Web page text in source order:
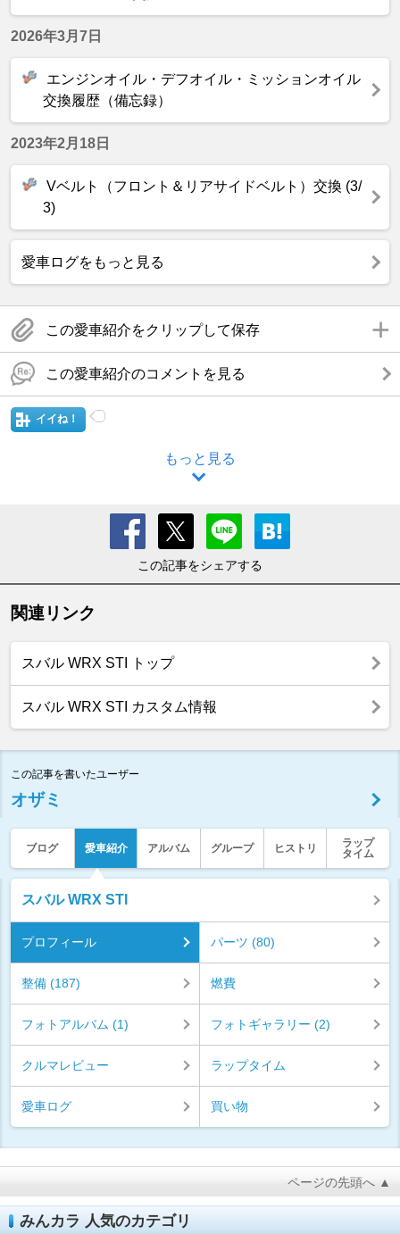
2026年3月7日
エンジンオイル・デフオイル・ミッションオイル
交換履歴（備忘録）
2023年2月18日
Vベルト（フロント＆リアサイドベルト）交換 (3/
3)
愛車ログをもっと見る
この愛車紹介をクリップして保存
この愛車紹介のコメントを見る
イイね！
もっと見る
この記事をシェアする
関連リンク
スバル WRX STI トップ
スバル WRX STI カスタム情報
この記事を書いたユーザー
オザミ
ブログ 愛車紹介 アルバム グループ ヒストリ
ラップ
タイム
スバル WRX STI
プロフィール パーツ (80)
整備 (187) 燃費
フォトアルバム (1) フォトギャラリー (2)
クルマレビュー ラップタイム
愛車ログ 買い物
ページの先頭へ ▲
みんカラ 人気のカテゴリ